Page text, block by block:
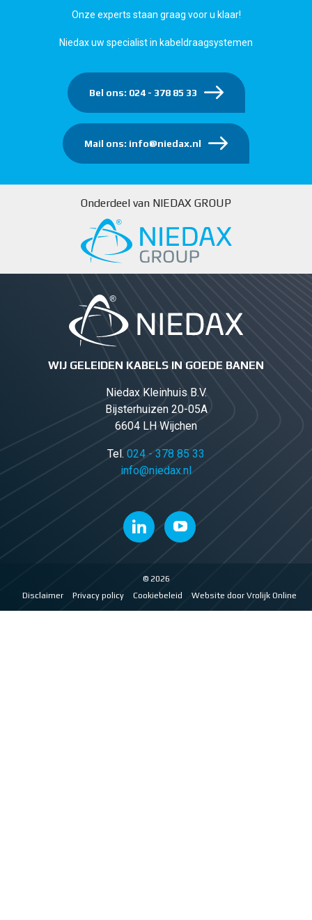
Onze experts staan graag voor u klaar!
Niedax uw specialist in kabeldraagsystemen
Bel ons: 024 - 378 85 33
Mail ons: info@niedax.nl
Onderdeel van NIEDAX GROUP
WIJ GELEIDEN KABELS IN GOEDE BANEN
Niedax Kleinhuis B.V.
Bijsterhuizen 20-05A
6604 LH Wijchen
Tel. 024 - 378 85 33
info@niedax.nl
© 2026
Disclaimer
Privacy policy Cookiebeleid Website door Vrolijk Online